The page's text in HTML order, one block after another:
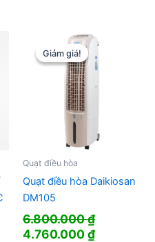
Giảm giá!
Giảm giá!
Quạt điều hòa
Quạt điều hòa Daikiosan
DM105
6.800.000₫
Giá
4.760.000₫Giá